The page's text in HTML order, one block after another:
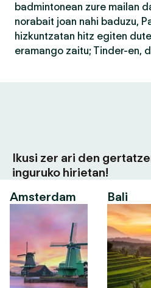
badmintonean zure mailan
norabait joan nahi baduzu,
hizkuntzatan hitz egiten
eramango zaitu; Tinder-en,
Ikusi zer ari den
inguruko hirietan!
Amsterdam
Bali